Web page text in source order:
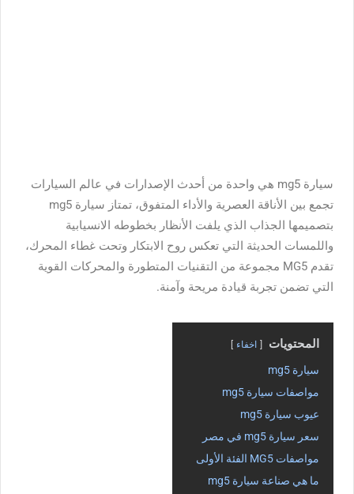
سيارة mg5
هي واحدة من أحدث الإصدارات في عالم السيارات
تجمع بين الأناقة العصرية والأداء المتفوق، تمتاز سيارة mg5
بتصميمها الجذاب الذي يلفت الأنظار بخطوطه الانسيابية
واللمسات الحديثة التي تعكس روح الابتكار وتحت غطاء المحرك،
تقدم MG5 مجموعة من التقنيات المتطورة والمحركات القوية
التي تضمن تجربة قيادة مريحة وآمنة.
المحتويات اخفاء
سيارة mg5
مواصفات سيارة mg5
عيوب سيارة mg5
سعر سيارة mg5 في مصر
مواصفات MG5 الفئة الأولى
ما هي صناعة سيارة mg5